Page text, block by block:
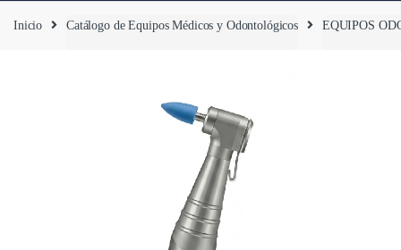
Inicio Catálogo de Equipos Médicos y Odontológicos EQUIPOS